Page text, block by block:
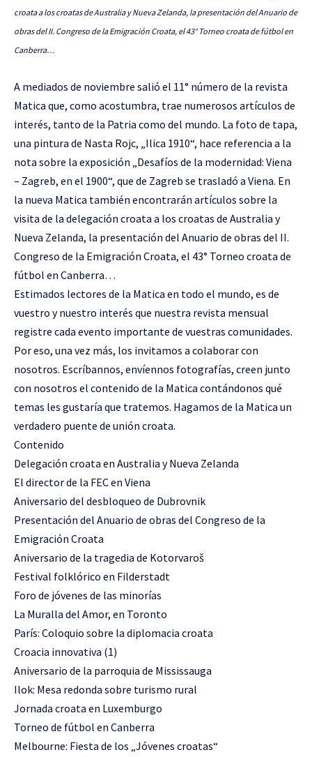
croata a los croatas de Australia y Nueva Zelanda, la presentación del Anuario de
obras del II. Congreso de la Emigración Croata, el 43° Torneo croata de fútbol en
Canberra…
A mediados de noviembre salió el 11° número de la revista
Matica que, como acostumbra, trae numerosos artículos de
interés, tanto de la Patria como del mundo. La foto de tapa,
una pintura de Nasta Rojc, „Ilica 1910“, hace referencia a la
nota sobre la exposición „Desafíos de la modernidad: Viena
– Zagreb, en el 1900“, que de Zagreb se trasladó a Viena. En
la nueva Matica también encontrarán artículos sobre la
visita de la delegación croata a los croatas de Australia y
Nueva Zelanda, la presentación del Anuario de obras del II.
Congreso de la Emigración Croata, el 43° Torneo croata de
fútbol en Canberra…
Estimados lectores de la Matica en todo el mundo, es de
vuestro y nuestro interés que nuestra revista mensual
registre cada evento importante de vuestras comunidades.
Por eso, una vez más, los invitamos a colaborar con
nosotros. Escríbannos, envíennos fotografías, creen junto
con nosotros el contenido de la Matica contándonos qué
temas les gustaría que tratemos. Hagamos de la Matica un
verdadero puente de unión croata.
Contenido
Delegación croata en Australia y Nueva Zelanda
El director de la FEC en Viena
Aniversario del desbloqueo de Dubrovnik
Presentación del Anuario de obras del Congreso de la
Emigración Croata
Aniversario de la tragedia de Kotorvaroš
Festival folklórico en Filderstadt
Foro de jóvenes de las minorías
La Muralla del Amor, en Toronto
París: Coloquio sobre la diplomacia croata
Croacia innovativa (1)
Aniversario de la parroquia de Mississauga
Ilok: Mesa redonda sobre turismo rural
Jornada croata en Luxemburgo
Torneo de fútbol en Canberra
Melbourne: Fiesta de los „Jóvenes croatas“